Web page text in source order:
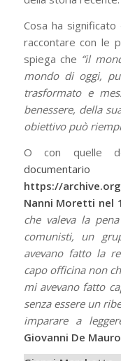
Cosa ha
raccontare con le
spiega che “il
mondo di oggi,
trasformato e
benessere, della
obiettivo può
O con quelle
https://
Nanni Moretti nel
che valeva la
comunisti, un
avevano fatto la
capo officina non
mi avevano fatto
senza essere un
imparare a
Giovanni De Mauro